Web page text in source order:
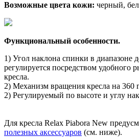
Возможные цвета кожи: черный,
Функциональный особенности.
1) Угол наклона спинки в диапазоне
регулируется посредством удобного
кресла.
2) Механизм вращения кресла на 360
2) Регулируемый по высоте и углу
Для кресла Relax Piabora New
полезных аксессуаров (см. ниже).